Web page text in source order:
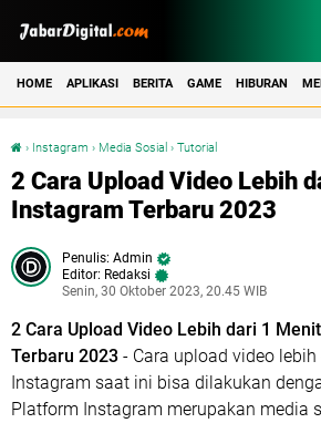
HOME APLIKASI BERITA GAME HIBURAN
› Instagram › Media Sosial › Tutorial
2 Cara Upload Video Lebih
Instagram Terbaru 2023
Admin
Editor: Redaksi
Senin, 30 Oktober 2023, 20.45 WIB
2 Cara Upload Video Lebih dari 1
Terbaru 2023 - Cara upload video
Instagram saat ini bisa dilakukan
Platform Instagram merupakan media